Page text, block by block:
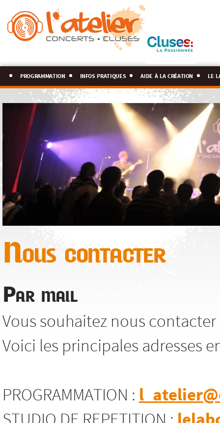
programmation infos pratiques aide à la création le
Nous contacter
Par mail
Vous souhaitez nous contacter
Voici les principales adresses
PROGRAMMATION :
STUDIO DE REPETITION :